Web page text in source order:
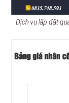
Dịch vụ lắp đặt
Bảng giá nhân